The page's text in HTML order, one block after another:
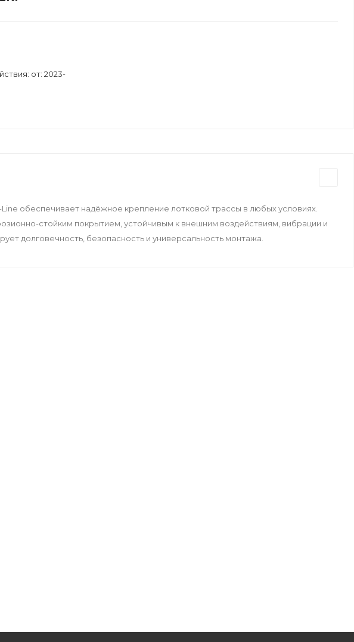
от: 2023-
обеспечивает надёжное крепление лотковой трассы в любых условиях.
стойким покрытием, устойчивым к внешним воздействиям, вибрации и
долговечность, безопасность и универсальность монтажа.